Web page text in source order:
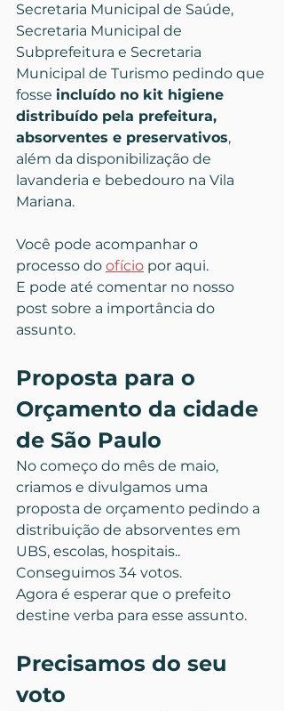
Secretaria Municipal de Saúde,
Secretaria Municipal de
Subprefeitura e Secretaria
Municipal de Turismo pedindo que
fosse incluído no kit higiene
distribuído pela prefeitura,
absorventes e preservativos,
além da disponibilização de
lavanderia e bebedouro na Vila
Mariana.
Você pode acompanhar o
processo do ofício por aqui.
E pode até comentar no nosso
post sobre a importância do
assunto.
Proposta para o
Orçamento da cidade
de São Paulo
No começo do mês de maio,
criamos e divulgamos uma
proposta de orçamento pedindo a
distribuição de absorventes em
UBS, escolas, hospitais..
Conseguimos 34 votos.
Agora é esperar que o prefeito
destine verba para esse assunto.
Precisamos do seu
voto